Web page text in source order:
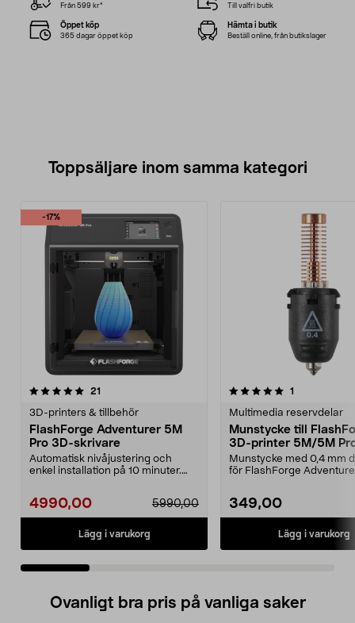
Från 599 kr* Till valfri butik
Öppet köp
365 dagar öppet köp
Hämta i butik
Beställ online, från butikslager
Toppsäljare inom samma kategori
-17%
21
3D-printers & tillbehör
FlashForge Adventurer 5M
Pro 3D-skrivare
Automatisk nivåjustering och
enkel installation på 10 minuter.
4990,00 5990,00
Lägg i varukorg
5.0 av 5 stjärnor 1
Multimedia reservdelar
Munstycke till
3D-printer 5M/5M
Munstycke med 0,4 mm
för FlashForge
349,00
Lägg i varukorg
0.0 av 5 stjärnor
Ovanligt bra pris på vanliga saker